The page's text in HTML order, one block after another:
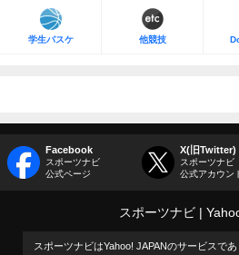
学生バスケ 他競技
Facebook
スポーツナビ
公式ページ
X(旧Twitter)
スポーツナビ
公式アカウン
スポーツナビ
スポーツナビはYahoo! JAPANのサービスで